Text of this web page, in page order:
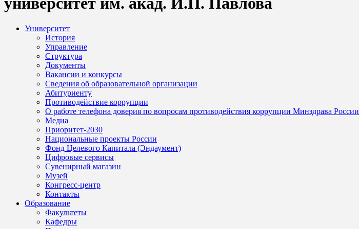
Университет
История
Управление
Структура
Документы
Вакансии и конкурсы
Сведения об образовательной организации
Абитуриенту
Противодействие коррупции
О работе телефона доверия по вопросам противодействия коррупции Минздрава России
Медиа
Приоритет-2030
Национальные проекты России
Фонд Целевого Капитала (Эндаумент)
Цифровые сервисы
Сувенирный магазин
Музей
Конгресс-центр
Контакты
Образование
Факультеты
Кафедры